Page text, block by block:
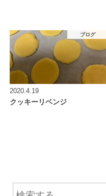
ブログ
2020.4.19
クッキーリベンジ